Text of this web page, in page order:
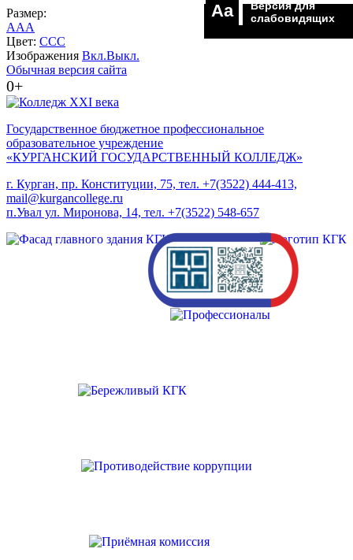
Размер:
AAA
Цвет: CCC
Изображения Вкл.Выкл.
Обычная версия сайта
0+
Aa
Версия для
слабовидящих
Государственное бюджетное профессиональное
образовательное учреждение
«КУРГАНСКИЙ ГОСУДАРСТВЕННЫЙ КОЛЛЕДЖ»
г. Курган, пр. Конституции, 75, тел. +7(3522) 444-413,
mail@kurgancollege.ru
п.Увал ул. Миронова, 14, тел. +7(3522) 548-657